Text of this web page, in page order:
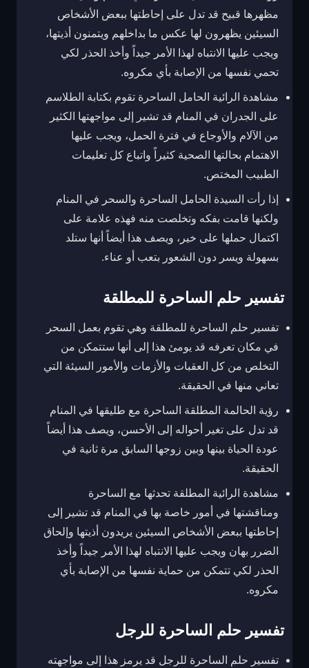
مظهرها قبيح قد تدل على إحاطتها ببعض الأشخاص
السيئين يظهرون لها عكس ما بداخلهم ويتمنون أذيتها،
ويجب عليها الانتباه لهذا الأمر جيداً وأخذ الحذر لكي
تحمي نفسها من الإصابة بأي مكروه.
مشاهدة الرائية الحامل الساحرة تقوم بكتابة الطلاسم
على الجدران في المنام قد تشير إلى مواجهتها الكثير
من الآلام والأوجاع في فترة الحمل، ويجب عليها
الاهتمام بحالتها الصحية كثيراً واتباع كل تعليمات
الطبيب المختص.
إذا رأت السيدة الحامل الساحرة والسحر في المنام
ولكنها قامت بفكه وتخلصت منه فهذه علامة على
اكتمال حملها على خير، ويصف هذا أيضاً أنها ستلد
بسهولة ويسر دون الشعور بتعب أو عناء.
تفسير حلم الساحرة للمطلقة
تفسير حلم الساحرة للمطلقة وهي تقوم بعمل السحر
في مكان تعرفه قد يومئ هذا إلى أنها ستتمكن من
التخلص من كل العقبات والأزمات والأمور السيئة التي
تعاني منها في الحقيقة.
رؤية الحالمة المطلقة الساحرة مع طليقها في المنام
قد تدل على تغير أحواله إلى الأحسن، ويصف هذا أيضاً
عودة الحياة بينها وبين زوجها السابق مرة ثانية في
الحقيقة.
مشاهدة الرائية المطلقة تحدثها مع الساحرة
ومناقشتها في أمور خاصة بها في المنام قد تشير إلى
إحاطتها ببعض الأشخاص السيئين يريدون أذيتها وإلحاق
الضرر بهان ويجب عليها الانتباه لهذا الأمر جيداً وأخذ
الحذر لكي تتمكن من حماية نفسها من الإصابة بأي
مكروه.
تفسير حلم الساحرة للرجل
تفسير حلم الساحرة للرجل قد يرمز هذا إلى مواجهته